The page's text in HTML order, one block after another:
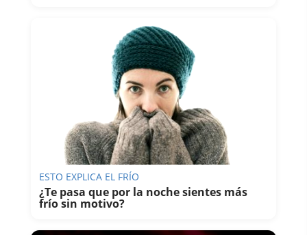
ESTO EXPLICA EL FRÍO
¿Te pasa que por la noche sientes más
frío sin motivo?